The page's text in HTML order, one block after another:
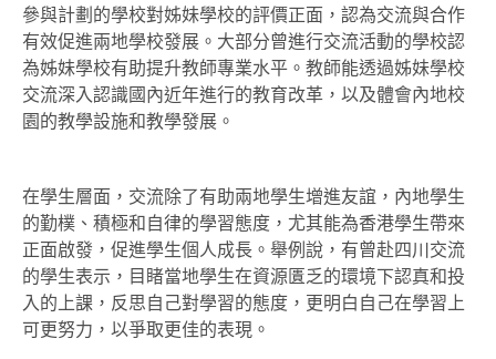
參與計劃的學校對姊妹學校的評價正面，認為交流與合作
有效促進兩地學校發展。大部分曾進行交流活動的學校認
為姊妹學校有助提升教師專業水平。教師能透過姊妹學校
交流深入認識國內近年進行的教育改革，以及體會內地校
園的教學設施和教學發展。
在學生層面，交流除了有助兩地學生增進友誼，內地學生
的勤樸、積極和自律的學習態度，尤其能為香港學生帶來
正面啟發，促進學生個人成長。舉例說，有曾赴四川交流
的學生表示，目睹當地學生在資源匱乏的環境下認真和投
入的上課，反思自己對學習的態度，更明白自己在學習上
可更努力，以爭取更佳的表現。